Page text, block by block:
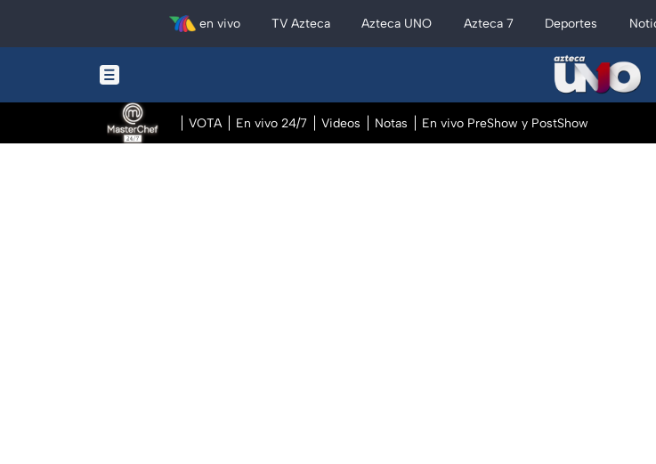
en vivo TV Azteca Azteca UNO Azteca 7 Deportes
VOTA En vivo 24/7 Videos Notas En vivo PreShow y PostShow